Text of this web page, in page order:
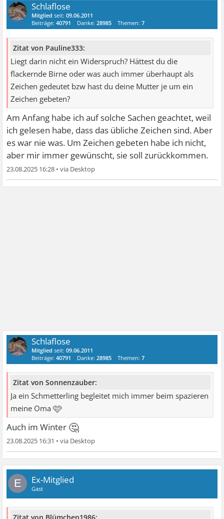
Schlaflose
Mitglied seit:09.06.2011
Beiträge:40791 Danke:28985 Themen:7
Zitat von Pauline333:
Liegt darin nicht ein Widerspruch? Hättest du die
flackernde Birne oder was auch immer überhaupt als
Zeichen gedeutet bzw hast du deine Mutter je um ein
Zeichen gebeten?
Am Anfang habe ich auf solche Sachen geachtet, weil
ich gelesen habe, dass das übliche Zeichen sind. Aber
es war nie was. Um Zeichen gebeten habe ich nicht,
aber mir immer gewünscht, sie soll zurückkommen.
23.08.2025 16:28 •
Schlaflose
Mitglied seit:09.06.2011
Beiträge:40791 Danke:28985 Themen:7
Zitat von Sonnenzauber:
Ja ein Schmetterling begleitet mich immer beim spazieren
meine Oma🩷
Auch im Winter 🤔
23.08.2025 16:31 •
E Ex-Mitglied
Gast